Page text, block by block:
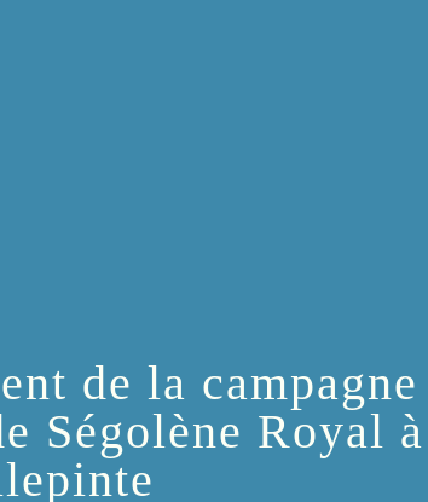
de la campagne
Ségolène Royal à